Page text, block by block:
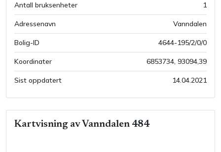
Antall bruksenheter 1
Adressenavn Vanndalen
Bolig-ID 4644-195/2/0/0
Koordinater 6853734, 93094,39
Sist oppdatert 14.04.2021
Kartvisning av Vanndalen 484